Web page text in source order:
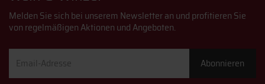
Melden Sie sich bei unserem Newsletter an und profitieren Sie
von regelmäßigen Aktionen und Angeboten.
Adresse
Abonnieren